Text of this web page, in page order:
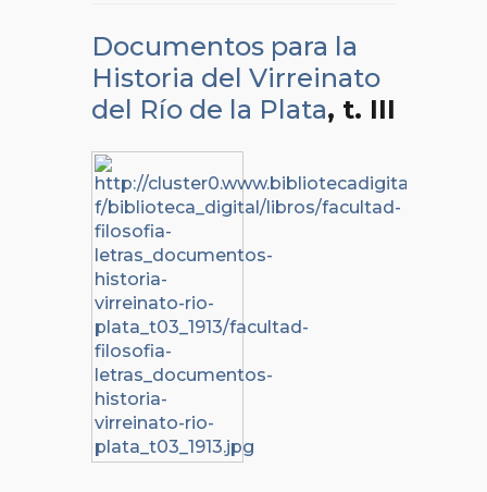
Documentos para la
Historia del Virreinato
del Río de la Plata, t. III